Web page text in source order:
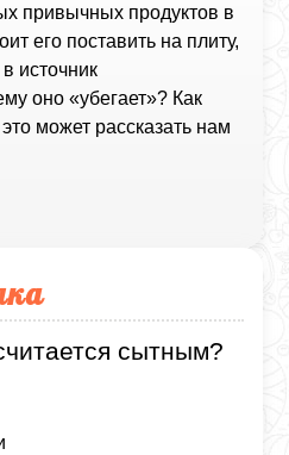
привычных продуктов в
его поставить на плиту,
источник
оно «убегает»? Как
может рассказать нам
сытным?